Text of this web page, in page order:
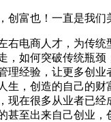
创富也！一直是我们
右电商人才，为传
，如何突破传统瓶颈
理经验，让更多创业
生，创造的自己的财
现在很多从业者已经
甚至出来自己创业，